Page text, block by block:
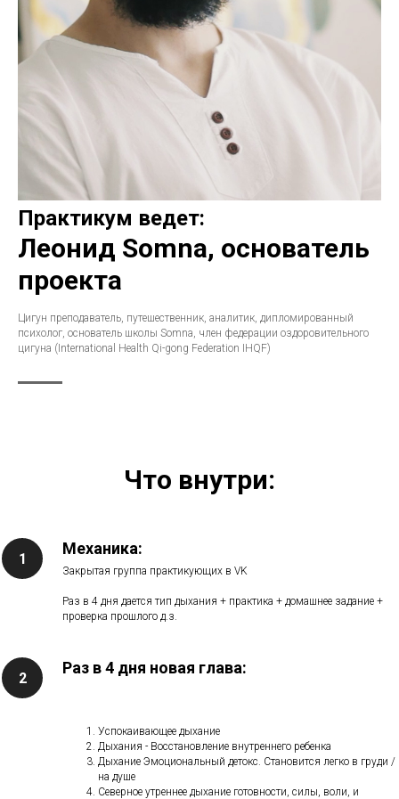
Практикум ведет:
Леонид Somna, основатель
проекта
Цигун преподаватель, путешественник, аналитик, дипломированный
психолог, основатель школы Somna, член федерации оздоровительного
цигуна (International Health Qi-gong Federation IHQF)
Что внутри:
Механика:
Закрытая группа практикующих в VK
Раз в 4 дня дается тип дыхания + практика + домашнее задание +
проверка прошлого д.з.
Раз в 4 дня новая глава:
Успокаивающее дыхание
Дыхания - Восстановление внутреннего ребенка
Дыхание Эмоциональный детокс. Становится легко в груди /
на душе
Северное утреннее дыхание готовности, силы, воли, и